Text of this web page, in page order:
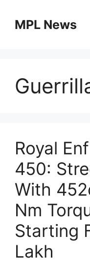
contentMPL News
Royal
450:
With
Nm
Starting
Lakh